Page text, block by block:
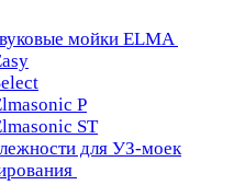
мойки ELMA
P
ST
для УЗ-моек